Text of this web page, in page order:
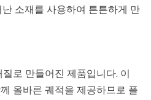
소재를 사용하여 튼튼하게 만
로 만들어진 제품입니다. 이
올바른 궤적을 제공하므로 플